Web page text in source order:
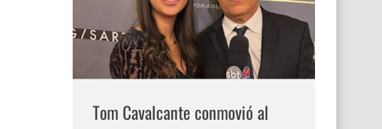
Tom Cavalcante conmovió al